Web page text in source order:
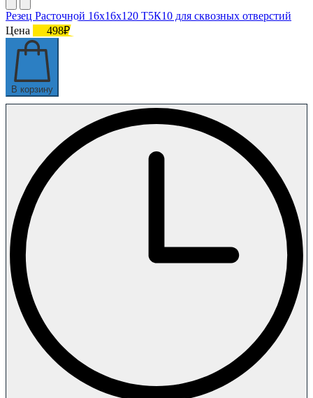
Резец Расточной 16х16х120 Т5К10 для сквозных отверстий
Цена
498₽
В корзину